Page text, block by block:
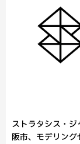
ストラタシス・
阪市、モデリン